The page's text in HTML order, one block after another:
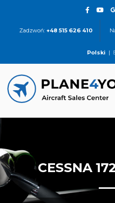
Zadzwoń: +48 515 626 410
Polski |
CESSNA